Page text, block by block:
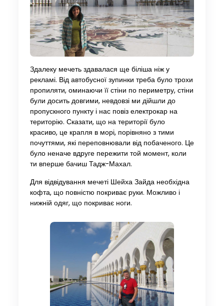
Здалеку мечеть здавалася ще біліша ніж у
рекламі. Від автобусної зупинки треба було трохи
пропиляти, оминаючи її стіни по периметру, стіни
були досить довгими, невдовзі ми дійшли до
пропускного пункту і нас повіз електрокар на
територію. Сказати, що на території було
красиво, це крапля в морі, порівняно з тими
почуттями, які переповнювали від побаченого. Це
було неначе вдруге пережити той момент, коли
ти вперше бачиш Тадж-Махал.
Для відвідування мечеті Шейха Зайда необхідна
кофта, що повністю покриває руки. Можливо і
нижній одяг, що покриває ноги.